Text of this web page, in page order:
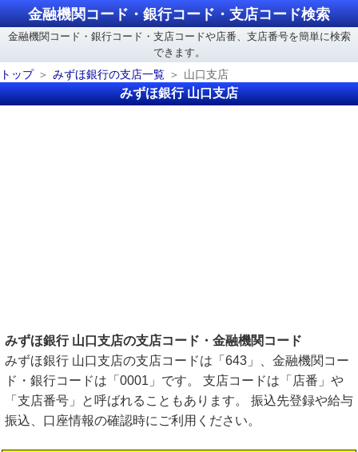
金融機関コード・銀行コード・支店コード検索
金融機関コード・銀行コード・支店コードや店番、支店番号を簡単に検索
できます。
トップ
みずほ銀行の支店一覧 山口支店
みずほ銀行 山口支店
みずほ銀行 山口支店の支店コード・金融機関コード
みずほ銀行 山口支店の支店コードは「643」、金融機関コー
ド・銀行コードは「0001」です。 支店コードは「店番」や
「支店番号」と呼ばれることもあります。 振込先登録や給与
振込、口座情報の確認時にご利用ください。